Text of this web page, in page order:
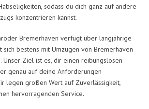
sodass du dich ganz auf andere
konzentrieren kannst.
Bremerhaven verfügt über langjährige
sich bestens mit Umzügen von Bremerhaven
Unser Ziel ist es, dir einen reibungslosen
genau auf deine Anforderungen
legen großen Wert auf Zuverlässigkeit,
hervorragenden Service.